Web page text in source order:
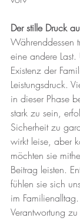
Der stille Druck
Währenddessen
eine andere
Existenz der
Leistungsdruck.
in dieser Phase
stark zu sein,
Sicherheit zu
wirkt leise, aber
möchten sie
Beitrag leisten.
fühlen sie sich
im
Verantwortung